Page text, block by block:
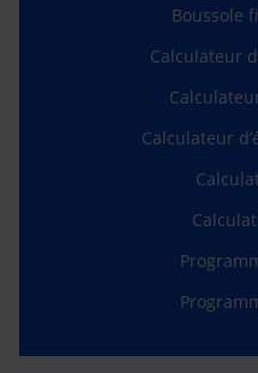
Boussole
Calculateur
Calculateur